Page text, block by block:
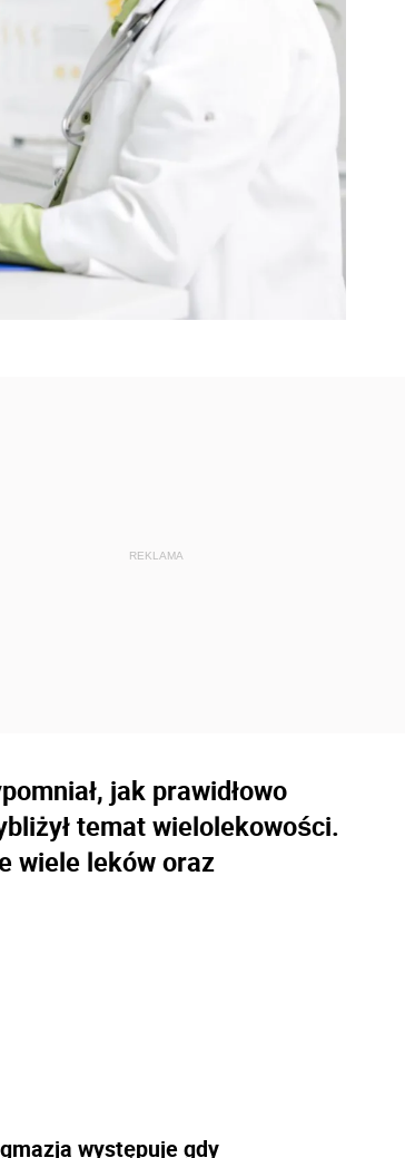
jak prawidłowo
temat wielolekowości.
wiele leków oraz
występuje gdy